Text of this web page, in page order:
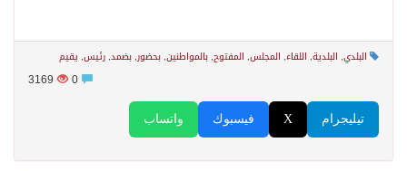
البلدي, البلدية, اللقاء, المجلس, المفتوح, بالمواطنين, بحضور, بضمد, رئيس, يقيم
3169
واتساب فيسبوك X تيليجرام